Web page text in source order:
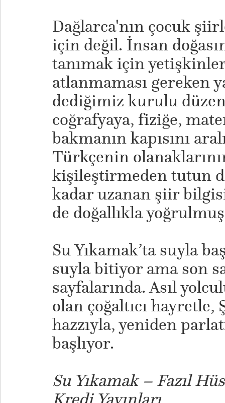
Dağlarca'nın çocuk
için değil. İnsan
tanımak için
atlanmaması gereken
dediğimiz kurulu
coğrafyaya, fiziğe,
bakmanın kapısını
Türkçenin
kişileştirmeden tutun
kadar uzanan şiir
de doğallıkla
Su Yıkamak’ta suyla
suyla bitiyor ama son
sayfalarında. Asıl
olan çoğaltıcı
hazzıyla, yeniden
başlıyor.
Su Yıkamak – Fazıl